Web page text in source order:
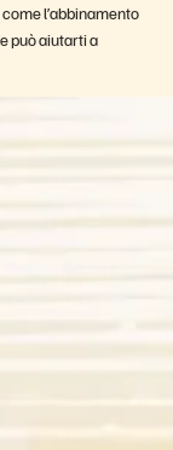
l’abbinamento
può aiutarti a